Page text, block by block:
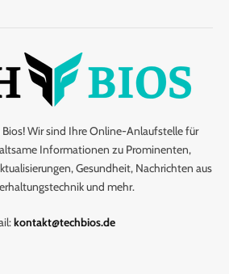
Wir sind Ihre Online-Anlaufstelle für
Informationen zu Prominenten,
Gesundheit, Nachrichten aus
und mehr.
kontakt@techbios.de